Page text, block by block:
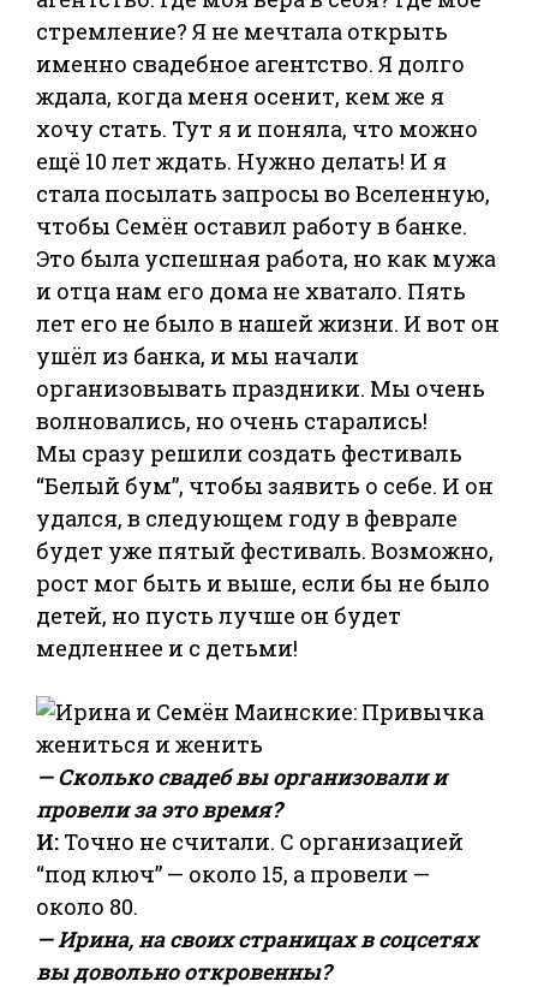
стремление? Я не мечтала открыть
именно свадебное агентство. Я долго
ждала, когда меня осенит, кем же я
хочу стать. Тут я и поняла, что можно
ещё 10 лет ждать. Нужно делать! И я
стала посылать запросы во Вселенную,
чтобы Семён оставил работу в банке.
Это была успешная работа, но как мужа
и отца нам его дома не хватало. Пять
лет его не было в нашей жизни. И вот он
ушёл из банка, и мы начали
организовывать праздники. Мы очень
волновались, но очень старались!
Мы сразу решили создать фестиваль
“Белый бум”, чтобы заявить о себе. И он
удался, в следующем году в феврале
будет уже пятый фестиваль. Возможно,
рост мог быть и выше, если бы не было
детей, но пусть лучше он будет
медленнее и с детьми!
— Сколько свадеб вы организовали и
провели за это время?
И: Точно не считали. С организацией
“под ключ” — около 15, а провели —
около 80.
— Ирина, на своих страницах в соцсетях
вы довольно откровенны?